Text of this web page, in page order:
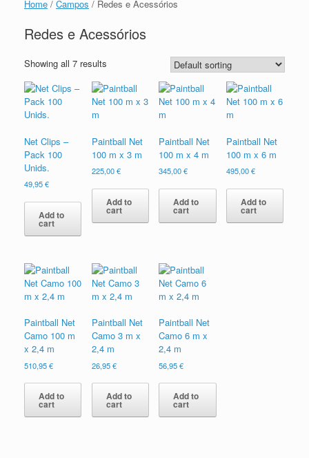
Home / Campos / Redes e Acessórios
Redes e Acessórios
Showing all 7 results
Net Clips –
Pack 100
Unids.
49,95€
Add to
cart
Paintball Net
100 m x 3 m
225,00€
Add to
cart
Paintball Net
100 m x 4 m
345,00€
Add to
cart
Paintball Net
100 m x 6 m
495,00€
Add to
cart
Paintball Net
Camo 100 m
x 2,4 m
510,95€
Add to
cart
Paintball Net
Camo 3 m x
2,4 m
26,95€
Add to
cart
Paintball Net
Camo 6 m x
2,4 m
56,95€
Add to
cart